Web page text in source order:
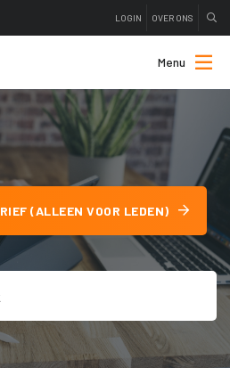
LOGIN OVER ONS
Menu
(ALLEEN VOOR LEDEN)